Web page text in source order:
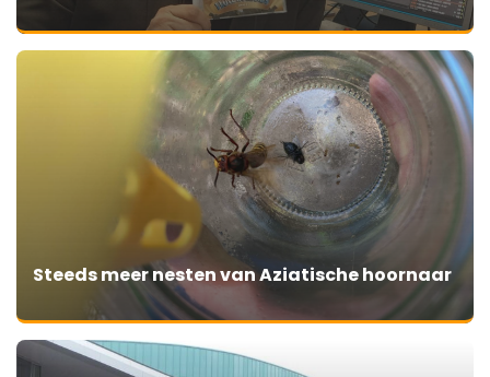
Steeds meer nesten van Aziatische hoornaar